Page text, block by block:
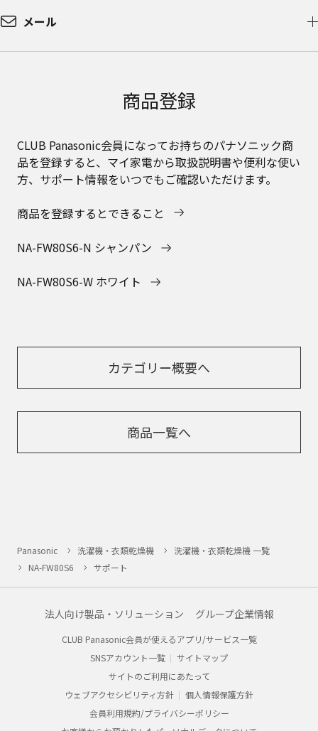
メール
商品登録
CLUB Panasonic会員になってお持ちのパナソニック商
品を登録すると、マイ家電から取扱説明書や便利な使い
方、サポート情報をいつでもご確認いただけます。
商品を登録するとできること
NA-FW80S6-N シャンパン
NA-FW80S6-W ホワイト
カテゴリー概要へ
商品一覧へ
Panasonic 洗濯機・衣類乾燥機
洗濯機・衣類乾燥機 一覧
NA-FW80S6
サポート
法人向け製品・ソリューション グループ企業情報
CLUB Panasonic会員が使えるアプリ/サービス一覧
SNSアカウント一覧
サイトマップ
サイトのご利用にあたって
ウェブアクセシビリティ方針
個人情報保護方針
会員利用規約/プライバシーポリシー